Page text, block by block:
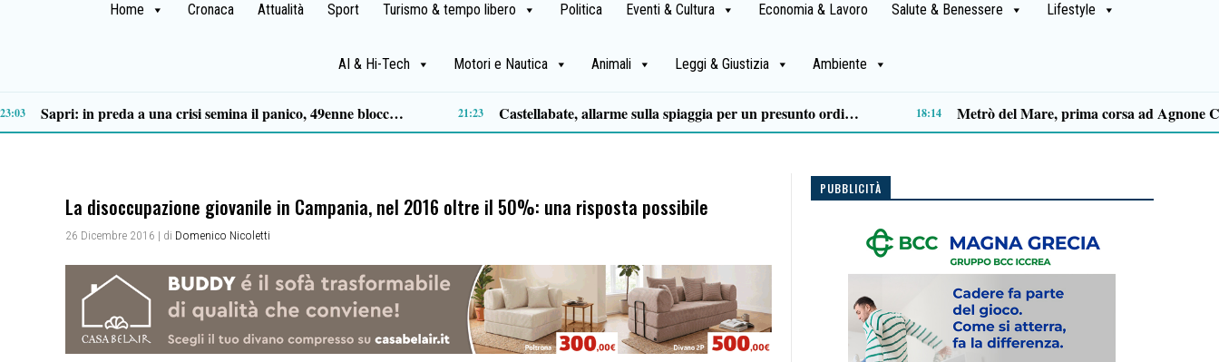
Home Cronaca Attualità Sport Turismo & tempo libero Politica Eventi & Cultura Economia & Lavoro Salute & Benessere Lifestyle
AI & Hi-Tech Motori e Nautica Animali Leggi & Giustizia Ambiente
Tortorella celebra la Fiera di San Basilio: tra antichi mestieri, bestiame e la musica della Bandabardò 14:49 Premio Terre del Bussento, si alza il sipario: stasera Roberto Fico apre l’11ª edizione 14:35 Capaccio Paestum spazio di legalità: oltre 43 ettari di beni confiscati destinati a progetti sociali 14:14
La disoccupazione giovanile in Campania, nel 2016 oltre il 50%: una risposta possibile
26 Dicembre 2016 | di Domenico Nicoletti
PUBBLICITÀ